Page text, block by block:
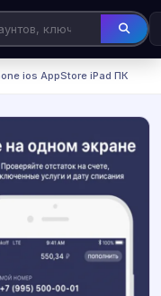
ios AppStore iPad ПК